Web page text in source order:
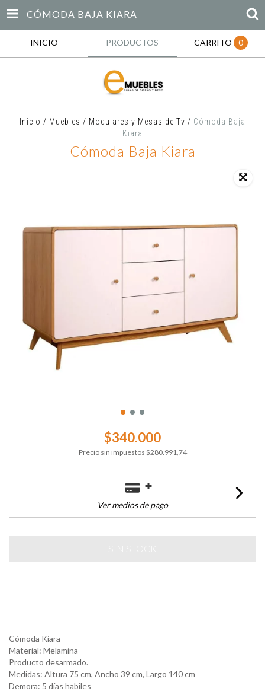
CÓMODA BAJA KIARA
INICIO PRODUCTOS CARRITO 0
Inicio / Muebles / Modulares y Mesas de Tv / Cómoda Baja
Kiara
Cómoda Baja Kiara
$340.000
Precio sin impuestos $280.991,74
Ver medios de pago
Cómoda Kiara
Material: Melamina
Producto desarmado.
Medidas: Altura 75 cm, Ancho 39 cm, Largo 140 cm
Demora: 5 días habiles